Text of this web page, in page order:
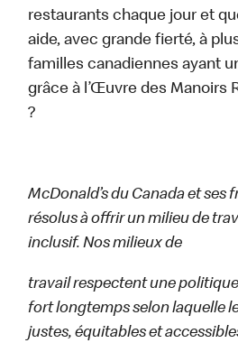
restaurants chaque jour et
aide, avec grande fierté, à
familles canadiennes ayant
grâce à l’Œuvre des Manoirs
?
McDonald’s du Canada et ses
résolus à offrir un milieu de
inclusif. Nos milieux de
travail respectent une
fort longtemps selon laquelle
justes, équitables et